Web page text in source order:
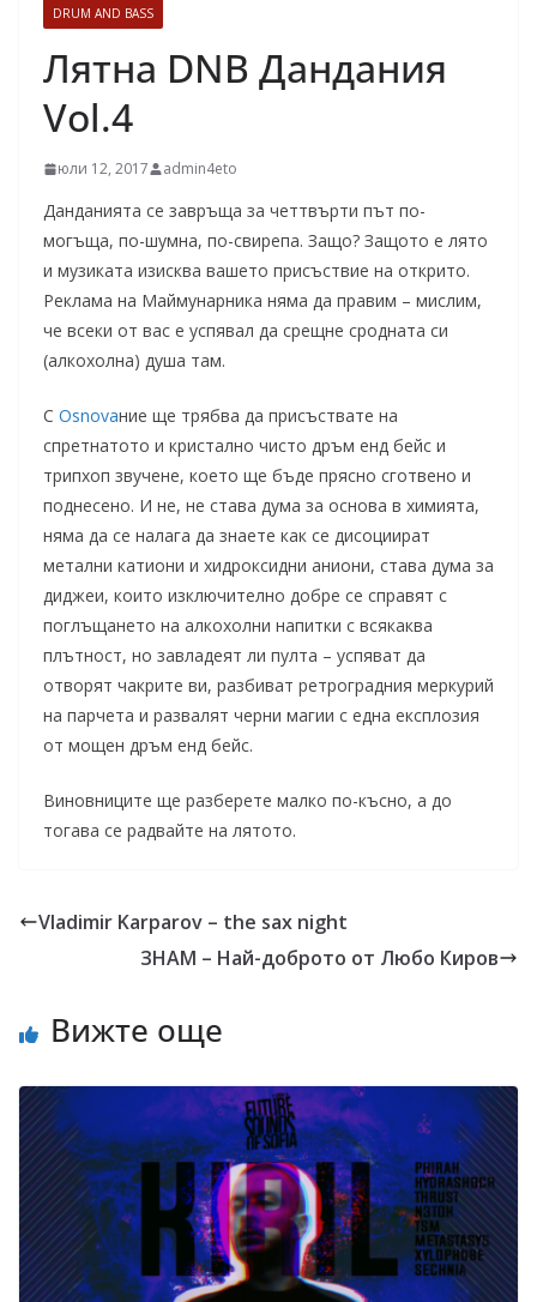
DRUM AND BASS
Лятна DNB Дандания
Vol.4
юли 12, 2017 admin4eto
Данданията се завръща за четтвърти път по-
могъща, по-шумна, по-свирепа. Защо? Защото е лято
и музиката изисква вашето присъствие на открито.
Реклама на Маймунарника няма да правим – мислим,
че всеки от вас е успявал да срещне сродната си
(алкохолна) душа там.
С Osnovaние ще трябва да присъствате на
спретнатото и кристално чисто дръм енд бейс и
трипхоп звучене, което ще бъде прясно сготвено и
поднесено. И не, не става дума за основа в химията,
няма да се налага да знаете как се дисоциират
метални катиони и хидроксидни аниони, става дума за
диджеи, които изключително добре се справят с
поглъщането на алкохолни напитки с всякаква
плътност, но завладеят ли пулта – успяват да
отворят чакрите ви, разбиват ретроградния меркурий
на парчета и развалят черни магии с една експлозия
от мощен дръм енд бейс.
Виновниците ще разберете малко по-късно, а до
тогава се радвайте на лятото.
Vladimir Karparov – the sax night
ЗНАМ – Най-доброто от Любо Киров
Вижте още